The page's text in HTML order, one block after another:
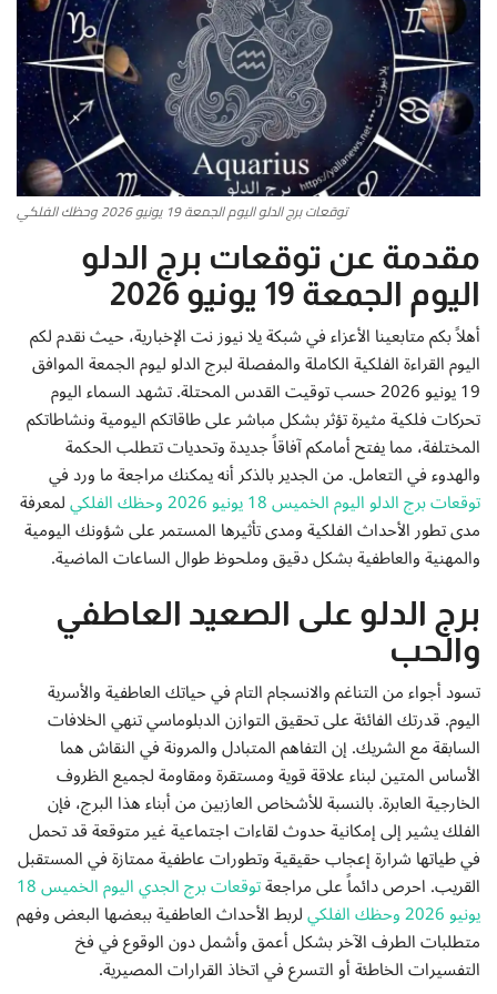
أطباق من المطابخ العربية
سياحة وسفر
منوعات عامة
جاليري الفن التشكيلي
من نحن
سياسة الخصوصية
البنود والشروط
رئيس التحرير
إتصل بنا
توقعات برج الدلو اليوم الجمعة 19 يونيو 2026 وحظك الفلكي
مقدمة عن توقعات برج الدلو
اليوم الجمعة 19 يونيو 2026
أهلاً بكم متابعينا الأعزاء في شبكة يلا نيوز نت الإخبارية، حيث نقدم لكم
اليوم القراءة الفلكية الكاملة والمفصلة لبرج الدلو ليوم الجمعة الموافق
19 يونيو 2026 حسب توقيت القدس المحتلة. تشهد السماء اليوم
تحركات فلكية مثيرة تؤثر بشكل مباشر على طاقاتكم اليومية ونشاطاتكم
المختلفة، مما يفتح أمامكم آفاقاً جديدة وتحديات تتطلب الحكمة
والهدوء في التعامل. من الجدير بالذكر أنه يمكنك مراجعة ما ورد في
توقعات برج الدلو اليوم الخميس 18 يونيو 2026 وحظك الفلكي لمعرفة
مدى تطور الأحداث الفلكية ومدى تأثيرها المستمر على شؤونك اليومية
والمهنية والعاطفية بشكل دقيق وملحوظ طوال الساعات الماضية.
برج الدلو على الصعيد العاطفي
والحب
تسود أجواء من التناغم والانسجام التام في حياتك العاطفية والأسرية
اليوم. قدرتك الفائئة على تحقيق التوازن الدبلوماسي تنهي الخلافات
السابقة مع الشريك. إن التفاهم المتبادل والمرونة في النقاش هما
الأساس المتين لبناء علاقة قوية ومستقرة ومقاومة لجميع الظروف
الخارجية العابرة. بالنسبة للأشخاص العازبين من أبناء هذا البرج، فإن
الفلك يشير إلى إمكانية حدوث لقاءات اجتماعية غير متوقعة قد تحمل
في طياتها شرارة إعجاب حقيقية وتطورات عاطفية ممتازة في المستقبل
القريب. احرص دائماً على مراجعة توقعات برج الجدي اليوم الخميس 18
يونيو 2026 وحظك الفلكي لربط الأحداث العاطفية ببعضها البعض وفهم
متطلبات الطرف الآخر بشكل أعمق وأشمل دون الوقوع في فخ
التفسيرات الخاطئة أو التسرع في اتخاذ القرارات المصيرية.